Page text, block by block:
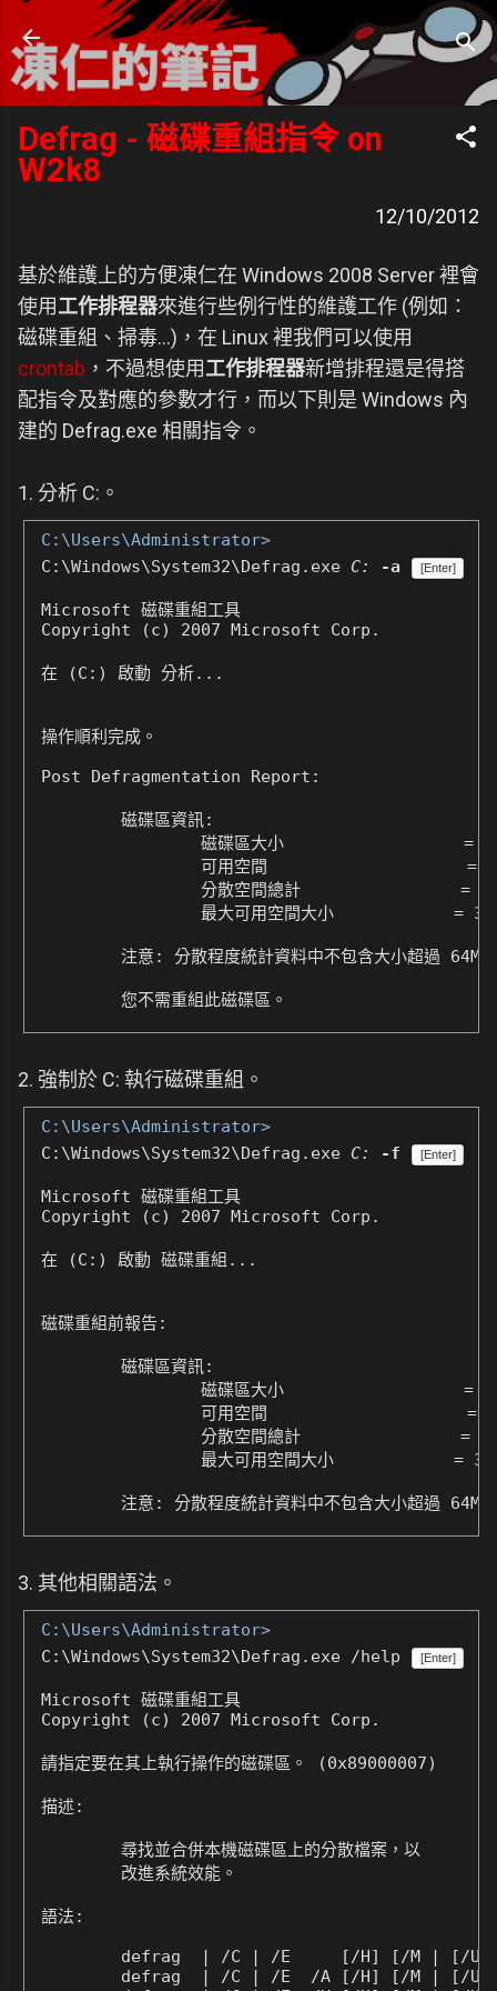
跳到主要內容
凍仁的筆記
- https://note.drx.tw
Defrag - 磁碟重組指令 on
W2k8
12/10/2012
基於維護上的方便凍仁在 Windows 2008 Server 裡會
使用工作排程器來進行些例行性的維護工作 (例如：
磁碟重組、掃毒...)，在 Linux 裡我們可以使用
crontab ，不過想使用工作排程器新增排程還是得搭
配指令及對應的參數才行，而以下則是 Windows 內
建的 Defrag.exe 相關指令。
1. 分析 C:。
C:\Users\Administrator>
C:\Windows\System32\Defrag.exe C: -a [Enter]
Microsoft 磁碟重組工具
Copyright (c) 2007 Microsoft Corp.
在 (C:) 啟動 分析...
操作順利完成。
Post Defragmentation Report:
        磁碟區資訊:
磁碟區大小                  =
可用空間                    =
分散空間總計                =
最大可用空間大小            =
注意: 分散程度統計資料中不包含大小超過 64MB
        您不需重組此磁碟區。
2. 強制於 C: 執行磁碟重組。
C:\Users\Administrator>
C:\Windows\System32\Defrag.exe C: -f [Enter]
Microsoft 磁碟重組工具
Copyright (c) 2007 Microsoft Corp.
在 (C:) 啟動 磁碟重組...
磁碟重組前報告:
        磁碟區資訊:
磁碟區大小                  =
可用空間                    =
分散空間總計                =
最大可用空間大小            =
注意: 分散程度統計資料中不包含大小超過 64MB
3. 其他相關語法。
C:\Users\Administrator>
C:\Windows\System32\Defrag.exe /help
[Enter]
Microsoft 磁碟重組工具
Copyright (c) 2007 Microsoft Corp.
請指定要在其上執行操作的磁碟區。 (0x89000007)
描述:
        尋找並合併本機磁碟區上的分散檔案，以
        改進系統效能。
語法:
        defrag
| /C | /E
[/H] [/M | [/U]
        defrag
| /C | /E
/A [/H] [/M | [/